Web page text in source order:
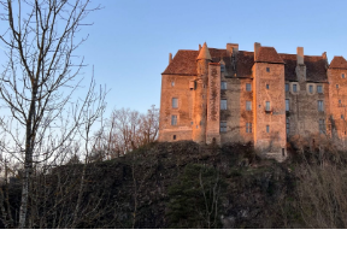
Skip
to
content